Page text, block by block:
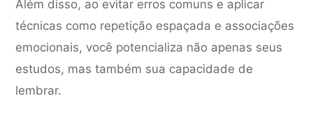
Além disso, ao evitar erros comuns e aplicar
técnicas como repetição espaçada e associações
emocionais, você potencializa não apenas seus
estudos, mas também sua capacidade de
lembrar.